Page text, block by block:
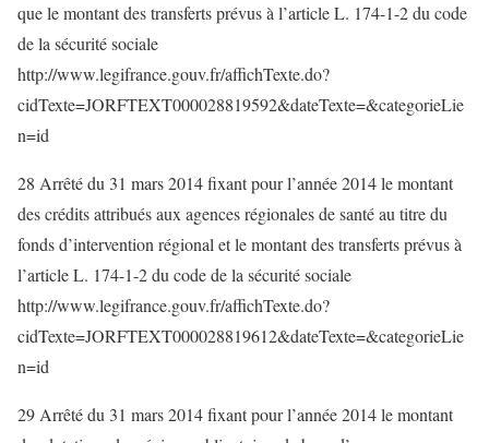
que le montant des transferts prévus à l’article L. 174-1-2 du code
de la sécurité sociale
http://www.legifrance.gouv.fr/affichTexte.do?
cidTexte=JORFTEXT000028819592&dateTexte=&categorieLie
n=id
28 Arrêté du 31 mars 2014 fixant pour l’année 2014 le montant
des crédits attribués aux agences régionales de santé au titre du
fonds d’intervention régional et le montant des transferts prévus à
l’article L. 174-1-2 du code de la sécurité sociale
http://www.legifrance.gouv.fr/affichTexte.do?
cidTexte=JORFTEXT000028819612&dateTexte=&categorieLie
n=id
29 Arrêté du 31 mars 2014 fixant pour l’année 2014 le montant